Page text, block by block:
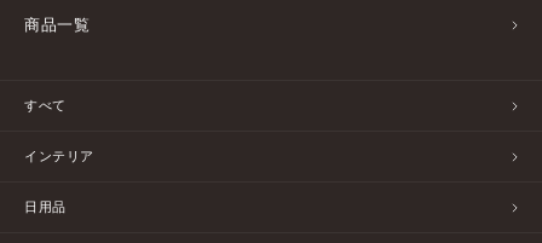
商品一覧
すべて
インテリア
日用品